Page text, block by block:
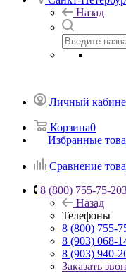
Назад
Личный
Корзина0
Избранные
Сравнение
8 (800) 755-75-20
Назад
Телефоны
8 (800) 755-
8 (903) 068-
8 (903) 940-
Заказать